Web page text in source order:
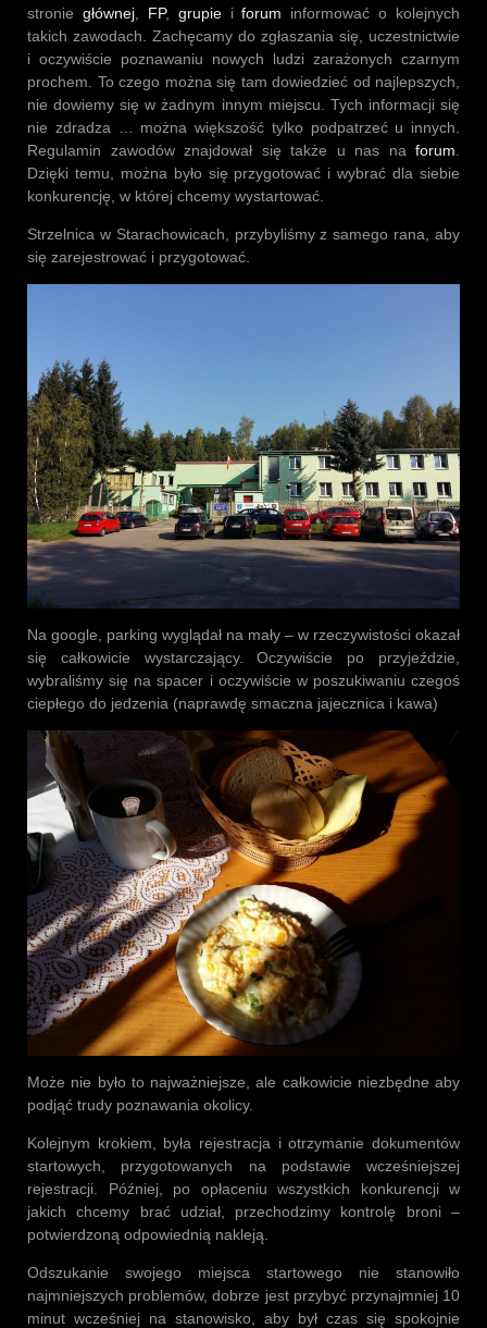
stronie głównej, FP, grupie iforum informować o kolejnych
takich zawodach. Zachęcamy do zgłaszania się, uczestnictwie
i oczywiście poznawaniu nowych ludzi zarażonych czarnym
prochem. To czego można się tam dowiedzieć od najlepszych,
nie dowiemy się w żadnym innym miejscu. Tych informacji się
nie zdradza … można większość tylko podpatrzeć u innych.
Regulamin zawodów znajdował się także u nas na forum
Dzięki temu, można było się przygotować i wybrać dla siebie
konkurencję, w której chcemy wystartować.
Strzelnica w Starachowicach, przybyliśmy z samego rana, aby
się zarejestrować i przygotować.
Na google, parking wyglądał na mały – w rzeczywistości okazał
się całkowicie wystarczający. Oczywiście po przyjeździe,
wybraliśmy się na spacer i oczywiście w poszukiwaniu czegoś
ciepłego do jedzenia (naprawdę smaczna jajecznica i kawa)
Może nie było to najważniejsze, ale całkowicie niezbędne aby
podjąć trudy poznawania okolicy.
Kolejnym krokiem, była rejestracja i otrzymanie dokumentów
startowych, przygotowanych na podstawie wcześniejszej
rejestracji. Później, po opłaceniu wszystkich konkurencji w
jakich chcemy brać udział, przechodzimy kontrolę broni –
potwierdzoną odpowiednią nakleją.
Odszukanie swojego miejsca startowego nie stanowiło
najmniejszych problemów, dobrze jest przybyć przynajmniej 10
minut wcześniej na stanowisko, aby był czas się spokojnie